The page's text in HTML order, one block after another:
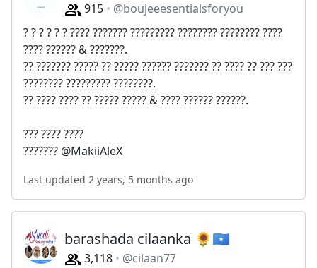
915
@boujeeesentialsforyou
? ? ? ? ? ? ???? ??????? ????????? ???????? ???????? ????
???? ?????? & ???????.
?? ??????? ????? ?? ????? ?????? ??????? ?? ???? ?? ??? ???
???????? ????????? ????????.
?? ???? ???? ?? ????? ????? & ???? ?????? ??????.
??? ???? ????
??????? @MakiiAleX
Last updated 2 years, 5 months ago
barashada cilaanka 🌻🇸🇴
3,118
@cilaan77